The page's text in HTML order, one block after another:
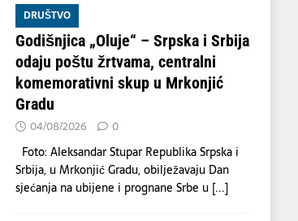
DRUŠTVO
Godišnjica „Oluje“ – Srpska i Srbija
odaju poštu žrtvama, centralni
komemorativni skup u Mrkonjić
Gradu
04/08/2026 0
Foto: Aleksandar Stupar Republika Srpska i
Srbija, u Mrkonjić Gradu, obilježavaju Dan
sjećanja na ubijene i prognane Srbe u [...]